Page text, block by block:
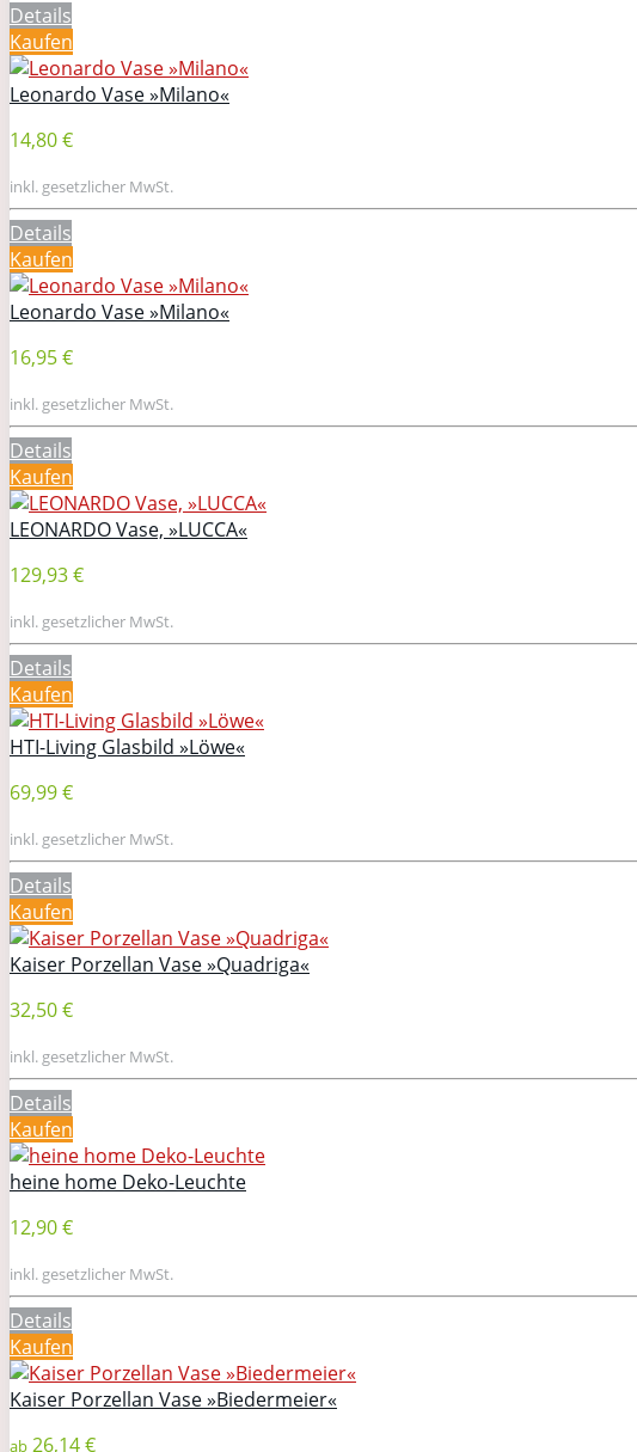
Details
Kaufen
Leonardo Vase »Milano«
14,80 €
inkl. gesetzlicher MwSt.
Details
Kaufen
Leonardo Vase »Milano«
16,95 €
inkl. gesetzlicher MwSt.
Details
Kaufen
LEONARDO Vase, »LUCCA«
129,93 €
inkl. gesetzlicher MwSt.
Details
Kaufen
HTI-Living Glasbild »Löwe«
69,99 €
inkl. gesetzlicher MwSt.
Details
Kaufen
Kaiser Porzellan Vase »Quadriga«
32,50 €
inkl. gesetzlicher MwSt.
Details
Kaufen
heine home Deko-Leuchte
12,90 €
inkl. gesetzlicher MwSt.
Details
Kaufen
Kaiser Porzellan Vase »Biedermeier«
ab 26,14 €